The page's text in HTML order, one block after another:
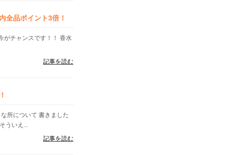
全品ポイント3倍！
がチャンスです！！ 香水
記事を読む
所について 書きました
ういえ...
記事を読む